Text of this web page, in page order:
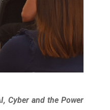
Cyber and the Power